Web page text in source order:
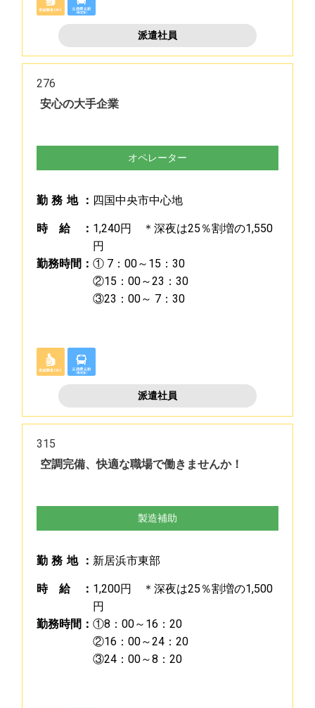
派遣社員
276
安心の大手企業
オペレーター
勤 務 地 ： 四国中央市中心地
時 給 ： 1,240円 ＊深夜は25％割増の1,550
円
勤務時間 ： ① 7：00～15：30
②15：00～23：30
③23：00～ 7：30
派遣社員
315
空調完備、快適な職場で働きませんか！
製造補助
勤 務 地 ： 新居浜市東部
時 給 ： 1,200円 ＊深夜は25％割増の1,500
円
勤務時間 ： ①8：00～16：20
②16：00～24：20
③24：00～8：20